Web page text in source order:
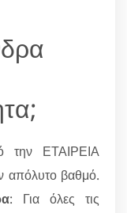
την ΕΤΑΙΡΕΙΑ
απόλυτο βαθμό.
: Για όλες τις